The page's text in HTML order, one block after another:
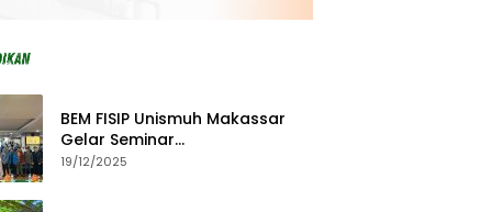
BEM FISIP Unismuh Makassar
Gelar Seminar
Keperempuanan, Bahas
19/12/2025